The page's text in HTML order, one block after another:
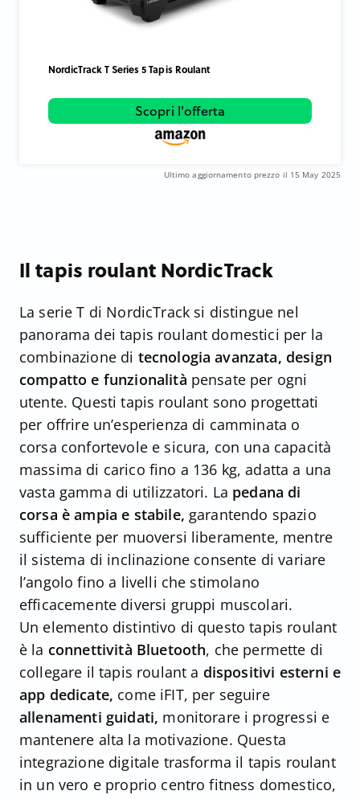
NordicTrack T Series 5 Tapis Roulant
Scopri l'offerta
Ultimo aggiornamento prezzo il 15 May 2025
Il tapis roulant NordicTrack
La serie T di NordicTrack si distingue nel
panorama dei tapis roulant domestici per la
combinazione di tecnologia avanzata, design
compatto e funzionalità pensate per ogni
utente. Questi tapis roulant sono progettati
per offrire un’esperienza di camminata o
corsa confortevole e sicura, con una capacità
massima di carico fino a 136 kg, adatta a una
vasta gamma di utilizzatori. La pedana di
corsa è ampia e stabile, garantendo spazio
sufficiente per muoversi liberamente, mentre
il sistema di inclinazione consente di variare
l’angolo fino a livelli che stimolano
efficacemente diversi gruppi muscolari.
Un elemento distintivo di questo tapis roulant
è la connettività Bluetooth, che permette di
collegare il tapis roulant a dispositivi esterni e
app dedicate, come iFIT, per seguire
allenamenti guidati, monitorare i progressi e
mantenere alta la motivazione. Questa
integrazione digitale trasforma il tapis roulant
in un vero e proprio centro fitness domestico,